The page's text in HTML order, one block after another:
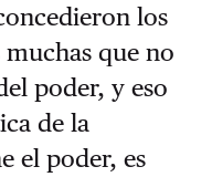
los
muchas que no
poder, y eso
de la
el poder, es